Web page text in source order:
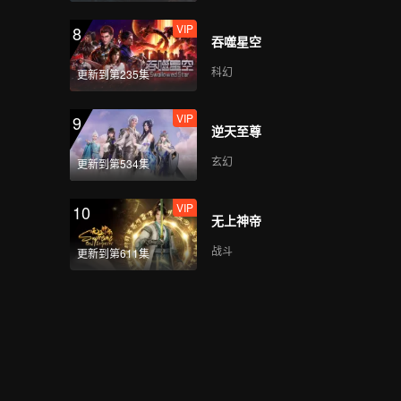
8
更新到第235集
VIP
吞噬星空
科幻
9
更新到第534集
VIP
逆天至尊
玄幻
10
更新到第611集
VIP
无上神帝
战斗